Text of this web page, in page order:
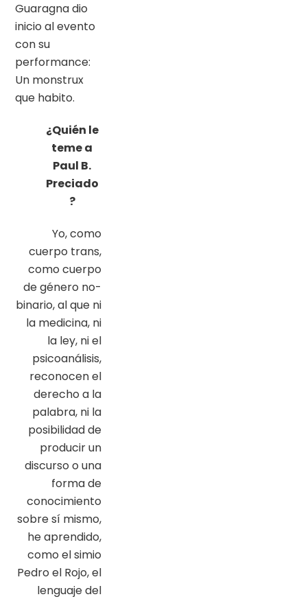
Guaragna dio
inicio al evento
con su
performance:
Un monstrux
que habito.
¿Quién le
teme a
Paul B.
Preciado
?
Yo, como
cuerpo trans,
como cuerpo
de género no-
binario, al que ni
la medicina, ni
la ley, ni el
psicoanálisis,
reconocen el
derecho a la
palabra, ni la
posibilidad de
producir un
discurso o una
forma de
conocimiento
sobre sí mismo,
he aprendido,
como el simio
Pedro el Rojo, el
lenguaje del